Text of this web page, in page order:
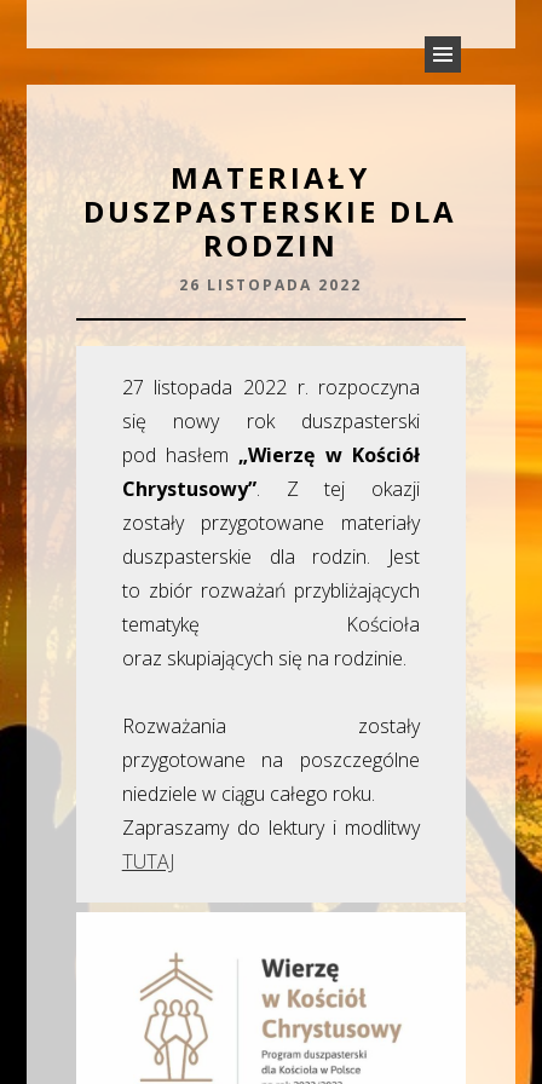
PARAFIA TRÓJCY ŚWIĘTEJ
MATERIAŁY
DUSZPASTERSKIE DLA
RODZIN
26 LISTOPADA 2022
27 listopada 2022 r. rozpoczyna
się nowy rok duszpasterski
pod hasłem „Wierzę w Kościół
Chrystusowy”. Z tej okazji
zostały przygotowane materiały
duszpasterskie dla rodzin. Jest
to zbiór rozważań przybliżających
tematykę Kościoła
oraz skupiających się na rodzinie.
Rozważania zostały
przygotowane na poszczególne
niedziele w ciągu całego roku.
Zapraszamy do lektury i modlitwy
TUTAJ